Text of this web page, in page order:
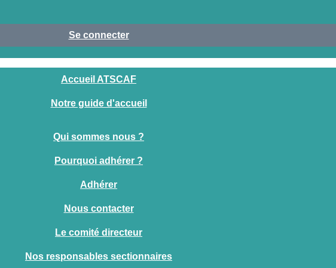
Se connecter
Accueil ATSCAF
Notre guide d'accueil
Qui sommes nous ?
Pourquoi adhérer ?
Adhérer
Nous contacter
Le comité directeur
Nos responsables sectionnaires